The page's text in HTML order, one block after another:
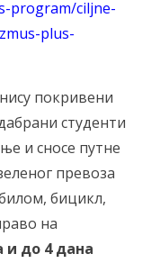
program/ciljne-
plus-
нису покривени
студенти
и сносе путне
превоза
бицикл,
на
и до 4 дана